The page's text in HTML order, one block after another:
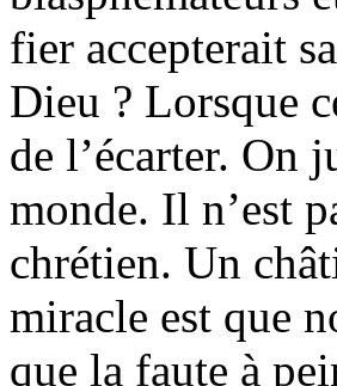
fier accepterait
Dieu ? Lorsque
de l’écarter. On
monde. Il n’est
chrétien. Un
miracle est que
que la faute à